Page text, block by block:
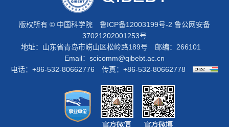
版权所有 © 中国科学院 鲁ICP备12003199号-2 鲁公网安备
37021202001253号
地址：山东省青岛市崂山区松岭路189号 邮编：266101
Email： scicomm@qibebt.ac.cn
电话：+86-532-80662776 传真：+86-532-80662778